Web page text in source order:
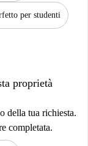
per studenti
proprietà
della tua richiesta.
completata.